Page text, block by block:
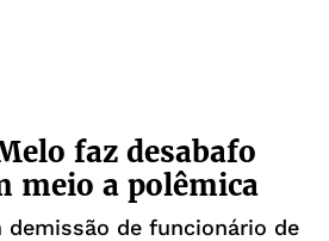
faz desabafo
meio a polêmica
demissão de funcionário de